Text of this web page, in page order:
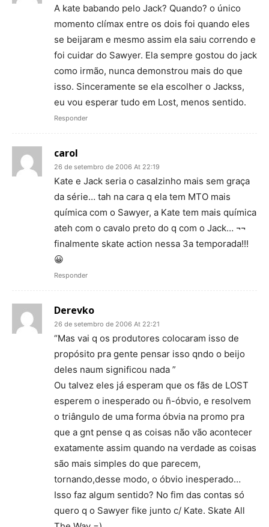
A kate babando pelo Jack? Quando? o único
momento clímax entre os dois foi quando eles
se beijaram e mesmo assim ela saiu correndo e
foi cuidar do Sawyer. Ela sempre gostou do jack
como irmão, nunca demonstrou mais do que
isso. Sinceramente se ela escolher o Jackss,
eu vou esperar tudo em Lost, menos sentido.
Responder
carol
26 de setembro de 2006 At 22:19
Kate e Jack seria o casalzinho mais sem graça
da série… tah na cara q ela tem MTO mais
química com o Sawyer, a Kate tem mais química
ateh com o cavalo preto do q com o Jack… ¬¬
finalmente skate action nessa 3a temporada!!!
😀
Responder
Derevko
26 de setembro de 2006 At 22:21
“Mas vai q os produtores colocaram isso de
propósito pra gente pensar isso qndo o beijo
deles naum significou nada ”
Ou talvez eles já esperam que os fãs de LOST
esperem o inesperado ou ñ-óbvio, e resolvem
o triângulo de uma forma óbvia na promo pra
que a gnt pense q as coisas não vão acontecer
exatamente assim quando na verdade as coisas
são mais simples do que parecem,
tornando,desse modo, o óbvio inesperado…
Isso faz algum sentido? No fim das contas só
quero q o Sawyer fike junto c/ Kate. Skate All